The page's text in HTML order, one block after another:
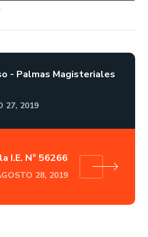
- Palmas Magisteriales
27, 2019
I.E. N° 56266
28, 2019